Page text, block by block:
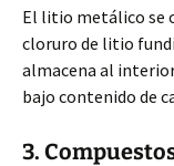
El litio metálico se
cloruro de litio
almacena al
bajo contenido de
3.